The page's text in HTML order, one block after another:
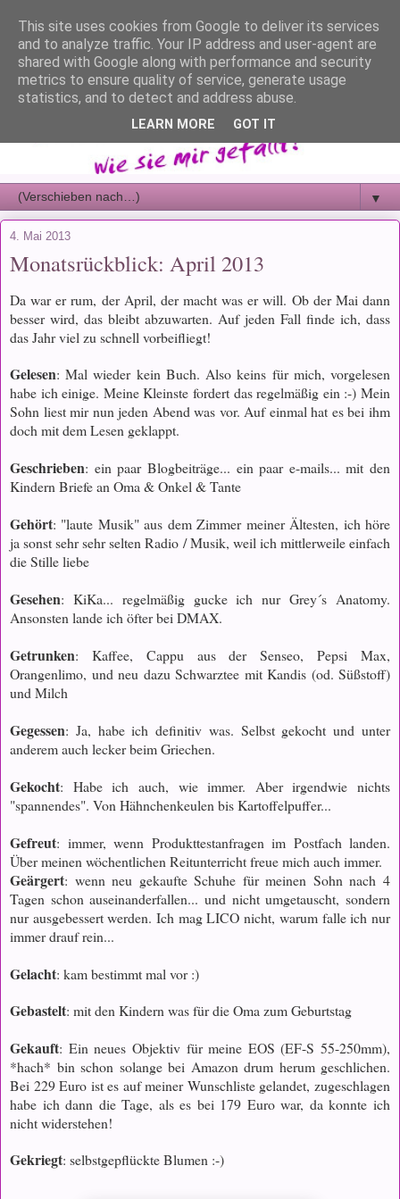
▼
4. Mai 2013
Monatsrückblick: April 2013
Da war er rum, der April, der macht was er will. Ob der Mai dann
besser wird, das bleibt abzuwarten. Auf jeden Fall finde ich, dass
das Jahr viel zu schnell vorbeifliegt!
Gelesen: Mal wieder kein Buch. Also keins für mich, vorgelesen
habe ich einige. Meine Kleinste fordert das regelmäßig ein :-) Mein
Sohn liest mir nun jeden Abend was vor. Auf einmal hat es bei ihm
doch mit dem Lesen geklappt.
Geschrieben: ein paar Blogbeiträge... ein paar e-mails... mit den
Kindern Briefe an Oma & Onkel & Tante
Gehört: "laute Musik" aus dem Zimmer meiner Ältesten, ich höre
ja sonst sehr sehr selten Radio / Musik, weil ich mittlerweile einfach
die Stille liebe
Gesehen: KiKa... regelmäßig guckeichnur Grey´s Anatomy.
Ansonsten lande ich öfter bei DMAX.
Getrunken: Kaffee, Cappu aus der Senseo, Pepsi Max,
Orangenlimo, und neu dazu Schwarztee mit Kandis (od. Süßstoff)
und Milch
Gegessen: Ja, habe ich definitiv was. Selbst gekocht und unter
anderem auch lecker beim Griechen.
Gekocht: Habe ich auch, wie immer. Aber irgendwie nichts
"spannendes". Von Hähnchenkeulen bis Kartoffelpuffer...
Gefreut: immer, wenn Produkttestanfragen im Postfach landen.
Über meinen wöchentlichen Reitunterricht freue mich auch immer.
Geärgert: wenn neu gekaufte Schuhe für meinen Sohn nach 4
Tagen schon auseinanderfallen... und nicht umgetauscht, sondern
nur ausgebessert werden. Ich mag LICO nicht, warum falle ich nur
immer drauf rein...
Gelacht: kam bestimmt mal vor :)
Gebastelt: mit den Kindern was für die Oma zum Geburtstag
Gekauft: Ein neues Objektiv für meine EOS (EF-S 55-250mm),
*hach* bin schon solange bei Amazon drum herum geschlichen.
Bei 229 Euro ist es auf meiner Wunschliste gelandet, zugeschlagen
habe ich dann die Tage, als es bei 179 Euro war, da konnte ich
nicht widerstehen!
Gekriegt: selbstgepflückte Blumen :-)
This site uses cookies from Google to deliver its services
and to analyze traffic. Your IP address and user-agent are
shared with Google along with performance and security
metrics to ensure quality of service, generate usage
statistics, and to detect and address abuse.
LEARN MORE GOT IT